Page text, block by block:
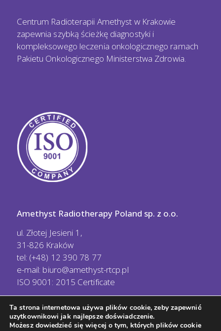
Centrum Radioterapii Amethyst w Krakowie
zapewnia szybką ścieżkę diagnostyki i
kompleksowego leczenia onkologicznego ramach
Pakietu Onkologicznego Ministerstwa Zdrowia.
Amethyst Radiotherapy Poland sp. z o.o.
ul. Złotej Jesieni 1,
31-826 Kraków
tel: (+48) 12 390 78 77
e-mail: biuro@amethyst-rtcp.pl
ISO 9001: 2015 Certificate
Ta strona internetowa używa plików cookie, zeby zapewnić
uzytkownikowi jak najlepsze doświadczenie.
Możesz dowiedzieć się więcej o tym, których plików cookie